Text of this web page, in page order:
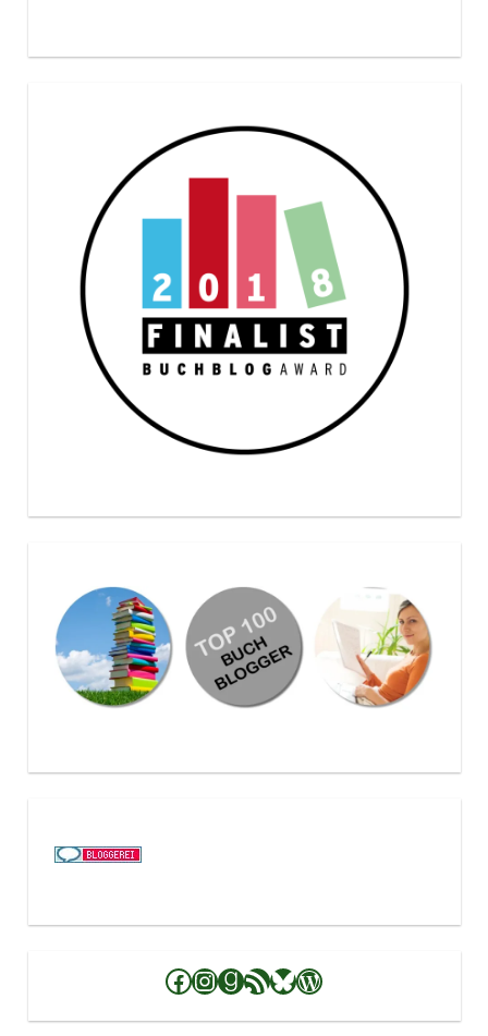
Facebook
Instagram
Goodreads
RSS-Feed
Bluesky
WordPress